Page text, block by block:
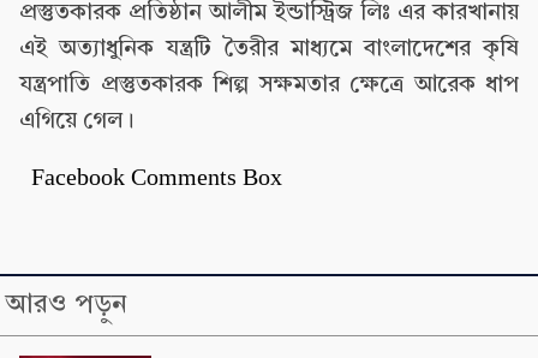
প্রস্তুতকারক প্রতিষ্ঠান আলীম ইন্ডাস্ট্রিজ লিঃ এর কারখানায়
এই অত্যাধুনিক যন্ত্রটি তৈরীর মাধ্যমে বাংলাদেশের কৃষি
যন্ত্রপাতি প্রস্তুতকারক শিল্প সক্ষমতার ক্ষেত্রে আরেক ধাপ
এগিয়ে গেল।
Facebook Comments Box
আরও পড়ুন